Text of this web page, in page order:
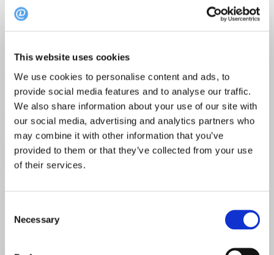
This website uses cookies
We use cookies to personalise content and ads, to
provide social media features and to analyse our traffic.
We also share information about your use of our site with
our social media, advertising and analytics partners who
may combine it with other information that you’ve
provided to them or that they’ve collected from your use
of their services.
Selection
Necessary
Nyheter
Fine dining-restaurant tilfredsstiller
gjestene: «Etter min mening Oslos
beste restaurant»
À L’aise var gjestenes favoritt på DinnerBooking i mai.
13. mars 2017